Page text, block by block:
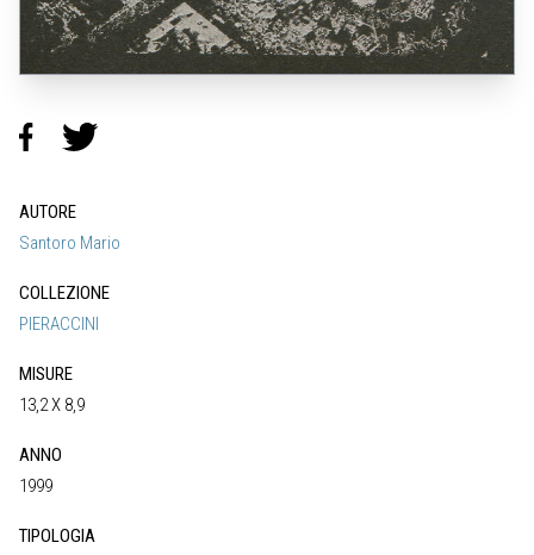
AUTORE
Santoro Mario
COLLEZIONE
PIERACCINI
MISURE
13,2 X 8,9
ANNO
1999
TIPOLOGIA